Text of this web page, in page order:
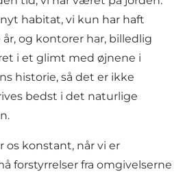
habitat, vi kun har haft
og kontorer har, billedlig
i et glimt med øjnene i
historie, så det er ikke
bedst i det naturlige
os konstant, når vi er
forstyrrelser fra omgivelserne